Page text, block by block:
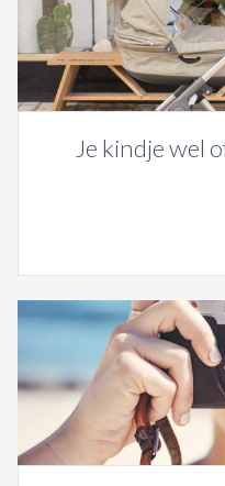
Je kindje wel